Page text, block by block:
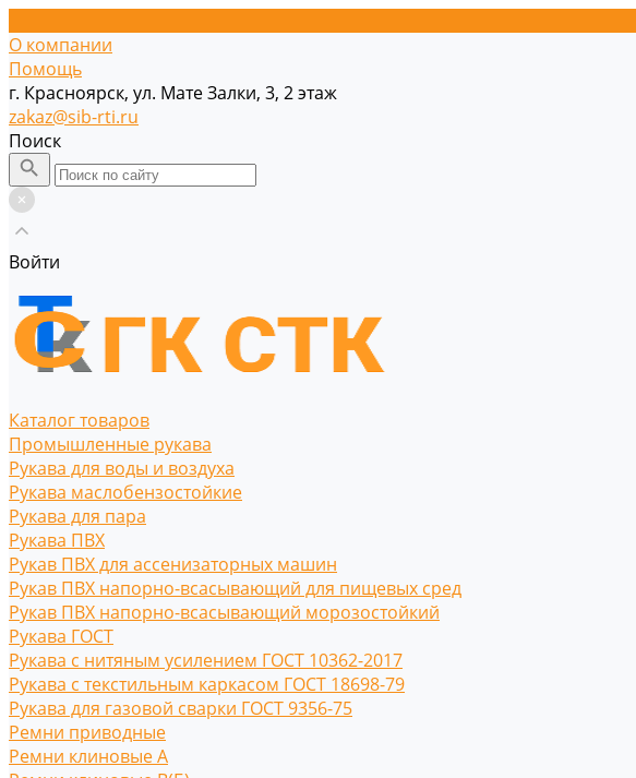
О компании
Помощь
г. Красноярск, ул. Мате Залки, 3, 2 этаж
zakaz@sib-rti.ru
Поиск
Войти
Каталог товаров
Промышленные рукава
Рукава для воды и воздуха
Рукава маслобензостойкие
Рукава для пара
Рукава ПВХ
Рукав ПВХ для ассенизаторных машин
Рукав ПВХ напорно-всасывающий для пищевых сред
Рукав ПВХ напорно-всасывающий морозостойкий
Рукава ГОСТ
Рукава с нитяным усилением ГОСТ 10362-2017
Рукава с текстильным каркасом ГОСТ 18698-79
Рукава для газовой сварки ГОСТ 9356-75
Ремни приводные
Ремни клиновые A